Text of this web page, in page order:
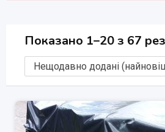
Показано 1–20 з 67